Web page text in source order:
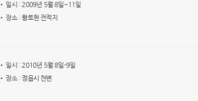
• 일시 : 2009년 5월 8일~11일
• 장소 : 황토현 전적지
• 일시 : 2010년 5월 8일-9일
• 장소 : 정읍시 천변